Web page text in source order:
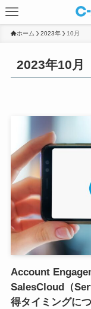
ホーム 2023年 10月
2023年10月
Account
SalesCloud（
得タイミングに